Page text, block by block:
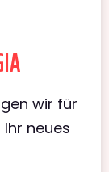
wir für
neues